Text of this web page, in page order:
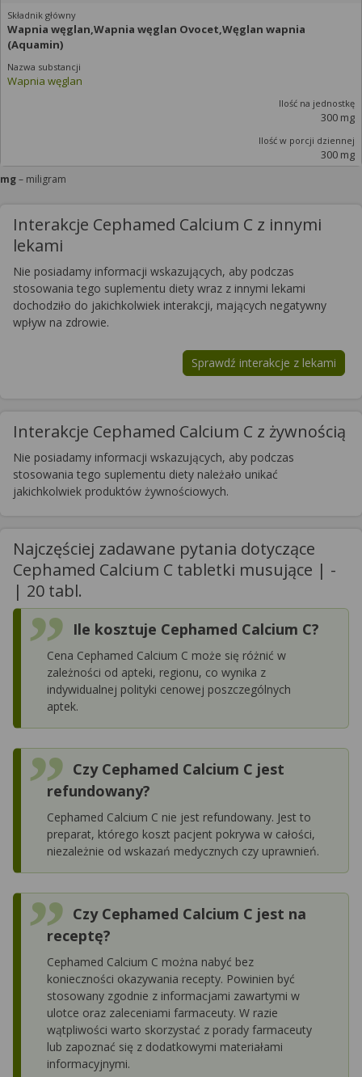
Wapnia węglan,Wapnia węglan Ovocet,Węglan wapnia
(Aquamin)
Wapnia węglan
300 mg
300 mg
mg– miligram
Interakcje Cephamed Calcium C z innymi
lekami
Nie posiadamy informacji wskazujących, aby podczas
stosowania tego suplementu diety wraz z innymi lekami
dochodziło do jakichkolwiek interakcji, mających negatywny
wpływ na zdrowie.
Sprawdź interakcje z lekami
Interakcje Cephamed Calcium C z żywnością
Nie posiadamy informacji wskazujących, aby podczas
stosowania tego suplementu diety należało unikać
jakichkolwiek produktów żywnościowych.
Najczęściej zadawane pytania dotyczące
Cephamed Calcium C tabletki musujące | -
| 20 tabl.
Ile kosztuje Cephamed Calcium C?
Cena Cephamed Calcium C może się różnić w
zależności od apteki, regionu, co wynika z
indywidualnej polityki cenowej poszczególnych
aptek.
Czy Cephamed Calcium C jest
refundowany?
Cephamed Calcium C nie jest refundowany. Jest to
preparat, którego koszt pacjent pokrywa w całości,
niezależnie od wskazań medycznych czy uprawnień.
Czy Cephamed Calcium C jest na
receptę?
Cephamed Calcium C można nabyć bez
konieczności okazywania recepty. Powinien być
stosowany zgodnie z informacjami zawartymi w
ulotce oraz zaleceniami farmaceuty. W razie
wątpliwości warto skorzystać z porady farmaceuty
lub zapoznać się z dodatkowymi materiałami
informacyjnymi.